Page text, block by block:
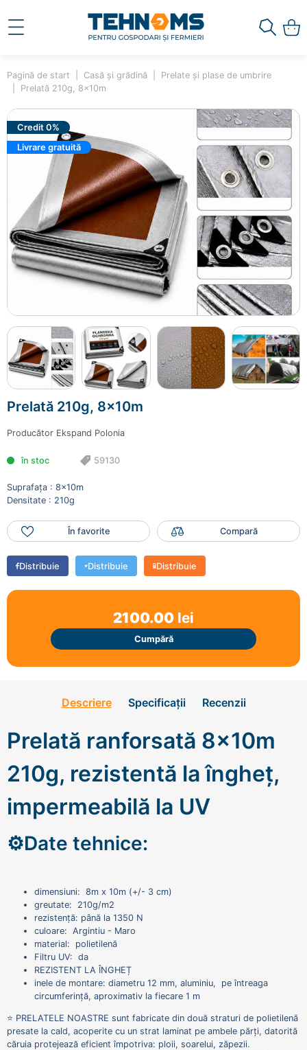
Pagină de start Casă și grădină
Prelate și plase de umbrire
Prelată 210g, 8x10m
Credit 0%
Livrare gratuită
Prelată 210g, 8x10m
Producător Ekspand Polonia
în stoc 59130
Suprafața : 8x10m
Densitate : 210g
În favorite Compară
Distribuie Distribuie Distribuie
2100.00 lei
Cumpără
Ai adăugat în coș ×
Prelată 210g, 8x10m
59130
2100.00 lei
Mai adaugă produse
Descriere Specificații Recenzii
Prelată ranforsată 8x10m
210g, rezistentă la îngheț,
impermeabilă la UV
⚙️Date tehnice:
dimensiuni: 8m x 10m (+/- 3 cm)
greutate: 210g/m2
rezistență: până la 1350 N
culoare: Argintiu - Maro
material: polietilenă
Filtru UV: da
REZISTENT LA ÎNGHEȚ
inele de montare: diametru 12 mm, aluminiu, pe întreaga
circumferință, aproximativ la fiecare 1 m
⭐ PRELATELE NOASTRE sunt fabricate din două straturi de polietilenă
presate la cald, acoperite cu un strat laminat pe ambele părți, datorită
căruia protejează eficient împotriva: ploii, soarelui, zăpezii.